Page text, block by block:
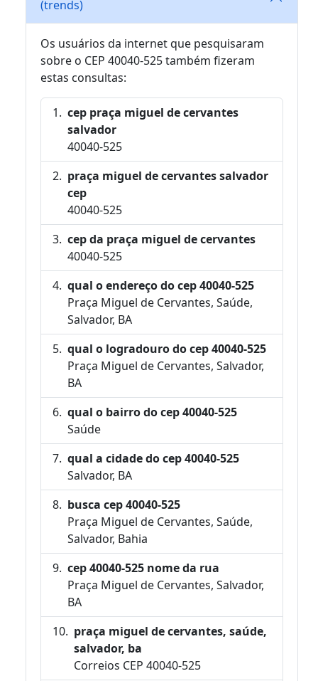
(trends)
Os usuários da internet que pesquisaram
sobre o CEP 40040-525 também fizeram
estas consultas:
cep praça miguel de cervantes
salvador
40040-525
praça miguel de cervantes salvador
cep
40040-525
cep da praça miguel de cervantes
40040-525
qual o endereço do cep 40040-525
Praça Miguel de Cervantes, Saúde,
Salvador, BA
qual o logradouro do cep 40040-525
Praça Miguel de Cervantes, Salvador,
BA
qual o bairro do cep 40040-525
Saúde
qual a cidade do cep 40040-525
Salvador, BA
busca cep 40040-525
Praça Miguel de Cervantes, Saúde,
Salvador, Bahia
cep 40040-525 nome da rua
Praça Miguel de Cervantes, Salvador,
BA
praça miguel de cervantes, saúde,
salvador, ba
Correios CEP 40040-525